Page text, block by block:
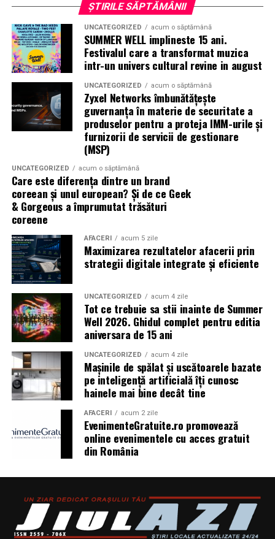
Pentru cei care vor să descopere mai mult decât
parfumul din sticlă, Oriflame a lansat și o serie
episoade disponibile pe YouTube, unde poate fi urmărit
întregul proces de creație, de la inspirație și alegerea
ingredientelor până la competiția dintre parfumieri.
Ce parfum alegi vara?Nu există un răspuns universal.
Dacă îți plac parfumurile proaspete, citrice și energice,
ingredientele precum lime-ul sunt alegerea ideală. Dacă
preferi aromele calde, exotice și cu personalitate, notele
pentru serile de vară.
Indiferent de preferințe, sezonul cald este momentul
ideal să experimentezi și să descoperi parfumuri
inspirate din universul parfumeriei de nișă. Iarcolecția
Top Scents de la Oriflame demonstrează că
ingredientele premium, creativitatea și accesibilitatea
pot exista în aceeași sticlă.
(Advertorial)
ȘTIRILE SĂPTĂMÂNII
UNCATEGORIZED acum o săptămână
SUMMER WELL implineste 15 ani.
Festivalul care a transformat muzica
intr-un univers cultural revine in august
UNCATEGORIZED acum o săptămână
Zyxel Networks îmbunătățește
guvernanța în materie de securitate a
produselor pentru a proteja IMM-urile și
furnizorii de servicii de gestionare
(MSP)
UNCATEGORIZED acum o săptămână
Care este diferența dintre un brand
coreean și unul european? Și de ce Geek
& Gorgeous a împrumutat trăsături
coreene
AFACERI acum 5 zile
Maximizarea rezultatelor afacerii prin
strategii digitale integrate și eficiente
UNCATEGORIZED acum 4 zile
Tot ce trebuie sa stii inainte de Summer
Well 2026. Ghidul complet pentru editia
aniversara de 15 ani
UNCATEGORIZED acum 4 zile
Mașinile de spălat și uscătoarele bazate
pe inteligență artificială îți cunosc
hainele mai bine decât tine
AFACERI acum 2 zile
EvenimenteGratuite.ro promovează
online evenimentele cu acces gratuit
din România